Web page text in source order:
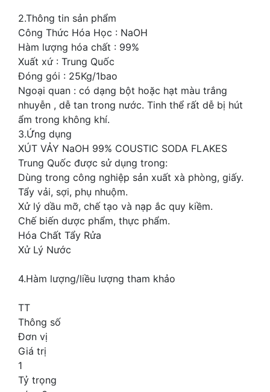
2.Thông tin sản phẩm
Công Thức Hóa Học : NaOH
Hàm lượng hóa chất : 99%
Xuất xứ : Trung Quốc
Đóng gói : 25Kg/1bao
Ngoại quan : có dạng bột hoặc hạt màu trắng
nhuyễn , dễ tan trong nước. Tinh thể rất dễ bị hút
ẩm trong không khí.
3.Ứng dụng
XÚT VẢY NaOH 99% COUSTIC SODA FLAKES
Trung Quốc được sử dụng trong:
Dùng trong công nghiệp sản xuất xà phòng, giấy.
Tẩy vải, sợi, phụ nhuộm.
Xử lý dầu mỡ, chế tạo và nạp ắc quy kiềm.
Chế biến dược phẩm, thực phẩm.
Hóa Chất Tẩy Rửa
Xử Lý Nước
4.Hàm lượng/liều lượng tham khảo
TT
Thông số
Đơn vị
Giá trị
1
Tỷ trọng